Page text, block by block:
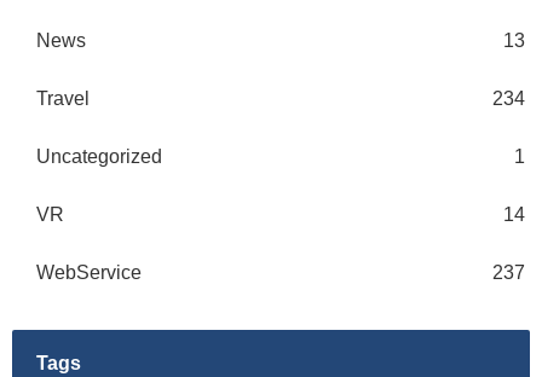
News 13
Travel 234
Uncategorized 1
VR 14
WebService 237
Tags